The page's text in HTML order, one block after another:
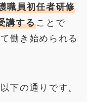
職員初任者研修
講することで
働き始められる
下の通りです。